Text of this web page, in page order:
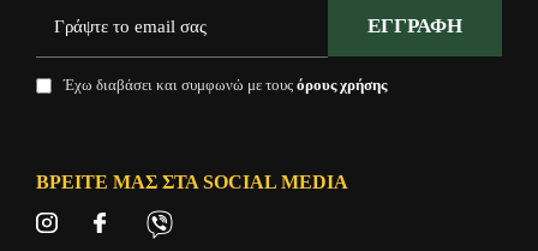
ΕΓΓΡΑΦΉ
Έχω διαβάσει και συμφωνώ με τους όρους χρήσης
ΒΡΕΊΤΕ ΜΑΣ ΣΤΑ SOCIAL MEDIA